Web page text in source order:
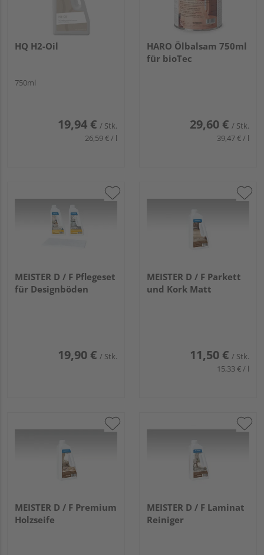
HQ H2-Oil
750ml
19,94 € / Stk.
26,59 € / l
HARO Ölbalsam 750ml
für bioTec
29,60 € / Stk.
39,47 € / l
MEISTER D / F Pflegeset
für Designböden
19,90 € / Stk.
MEISTER D / F Parkett
und Kork Matt
11,50 € / Stk.
15,33 € / l
MEISTER D / F Premium
Holzseife
MEISTER D / F Laminat
Reiniger